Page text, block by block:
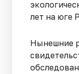
лет на юге
Нынешние